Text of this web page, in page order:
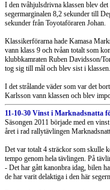
I den tvåhjulsdrivna klassen blev
segermarginalen 8,2 sekunder till
sekunder från Toyotaföraren Johan.
Klassikerförarna hade Kamasa
vann klass 9 och tvåan totalt som
klubbkamraten Ruben Davidsson/
tog sig till mål och blev sist i klassen.
I det strålande väder som var det
Karlsson vann klassen och blev
11-10-30 Vinst i Marknadsnatta
Säsongen 2011 började med en
året i rad rallytävlingen
Det var totalt 4 sträckor som skulle
tempo genom hela tävlingen. På
- Det har gått kanonbra idag, bilen
de har varit delaktiga i den här